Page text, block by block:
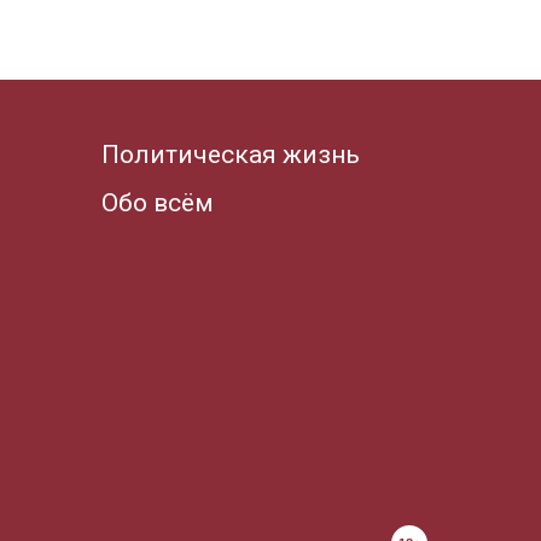
Политическая жизнь
Обо всём